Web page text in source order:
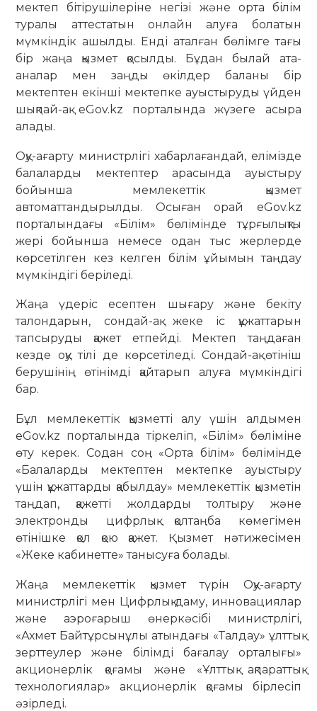
мектеп бітірушілеріне негізі және орта білім
туралы аттестатын онлайн алуға болатын
мүмкіндік ашылды. Енді аталған бөлімге тағы
бір жаңа қызмет қосылды. Бұдан былай ата-
аналар мен заңды өкілдер баланы бір
мектептен екінші мектепке ауыстыруды үйден
шықпай-ақ eGov.kz порталында жүзеге асыра
алады.
Оқу-ағарту министрлігі хабарлағандай, елі­міз­де
балаларды мектептер арасында ауыстыру
бойынша мемлекеттік қызмет
автоматтандырылды. Осыған орай eGov.kz
порталындағы «Білім» бөлімінде тұрғылықты
жері бойынша немесе одан тыс жерлерде
көрсетілген кез келген білім ұйы­мын таңдау
мүмкіндігі беріледі.
Жаңа үдеріс есептен шығару және бекіту
талондарын, сондай-ақ жеке іс құжаттарын
тапсыруды қажет етпейді. Мектеп таңдаған
кезде оқу тілі де көрсетіледі. Сондай-ақ өтініш
берушінің өтінімді қайтарып алуға мүмкіндігі
бар.
Бұл мемлекеттік қызметті алу үшін алдымен
eGov.kz порталында тіркеліп, «Білім» бөліміне
өту керек. Содан соң «Орта білім» бө­лімінде
«Балаларды мектептен мектепке ауыс­тыру
үшін құжаттарды қабылдау» мемлекеттік қызметін
таңдап, қажетті жолдарды толтыру және
электронды цифрлық қолтаңба көмегімен
өтінішке қол қою қажет. Қызмет нәтижесімен
«Жеке кабинетте» танысуға болады.
Жаңа мемлекеттік қызмет түрін Оқу-ағарту
министрлігі мен Цифрлық даму, инновациялар
және аэроғарыш өнеркәсібі министрлігі,
«Ахмет Байтұрсынұлы атындағы «Талдау» ұлттық
зерт­теу­лер және білімді бағалау орталығы»
акцио­нер­лік қо­ғамы және «Ұлттық ақпараттық
техноло­гия­лар» акционерлік қоғамы бірлесіп
әзірледі.